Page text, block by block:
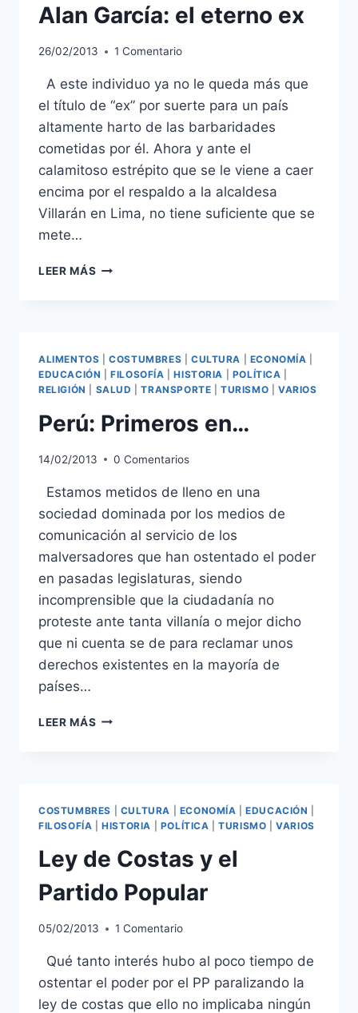
Alan García: el eterno ex
26/02/2013 1 Comentario
A este individuo ya no le queda más que
el título de “ex” por suerte para un país
altamente harto de las barbaridades
cometidas por él. Ahora y ante el
calamitoso estrépito que se le viene a caer
encima por el respaldo a la alcaldesa
Villarán en Lima, no tiene suficiente que se
mete…
LEER MÁS ALAN
ALIMENTOS |COSTUMBRES CULTURA ECONOMÍA
EDUCACIÓN |FILOSOFÍA |HISTORIA POLÍTICA
RELIGIÓN
SALUD |TRANSPORTE |TURISMO |VARIOS
Perú: Primeros en…
14/02/2013 0 Comentarios
Estamos metidos de lleno en una
sociedad dominada por los medios de
comunicación al servicio de los
malversadores que han ostentado el poder
en pasadas legislaturas, siendo
incomprensible que la ciudadanía no
proteste ante tanta villanía o mejor dicho
que ni cuenta se de para reclamar unos
derechos existentes en la mayoría de
países…
LEER MÁS PERÚ:
COSTUMBRES CULTURA ECONOMÍA |EDUCACIÓN
FILOSOFÍA |HISTORIA POLÍTICA |TURISMO |VARIOS
Ley de Costas y el
Partido Popular
05/02/2013 1 Comentario
Qué tanto interés hubo al poco tiempo de
ostentar el poder por el PP paralizando la
ley de costas que ello no implicaba ningún